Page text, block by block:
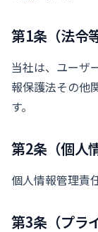
第1条（法令
当社は、ユーザ
報保護法その他
す。
第2条（個人
個人情報管理責
第3条（プラ